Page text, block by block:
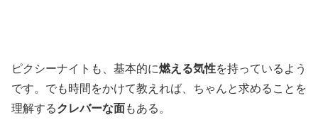
ピクシーナイトも、基本的に燃える気性を持っているよう
です。でも時間をかけて教えれば、ちゃんと求めることを
理解するクレバーな面もある。